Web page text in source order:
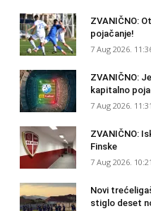
ZVANIČNO:
pojačanje!
7 Aug 2026.
ZVANIČNO:
kapitalno
7 Aug 2026. 11:31
ZVANIČNO:
Finske
7 Aug 2026. 10:21
Novi
stiglo deset